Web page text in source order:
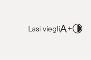
Lasi viegli